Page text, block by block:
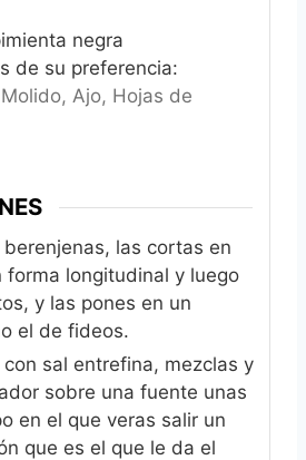
negra
de su preferencia:
Ajo, Hojas de
las cortas en
forma longitudinal y luego
y las pones en un
el de fideos.
con sal entrefina, mezclas y
sobre una fuente unas
en el que veras salir un
que es el que le da el